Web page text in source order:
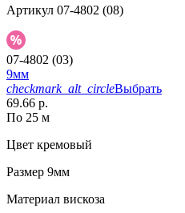
Артикул 07-4802 (08)
07-4802 (03)
9мм
checkmark_alt_circleВыбрать
69.66 р.
По 25 м
Цвет кремовый
Размер 9мм
Материал вискоза